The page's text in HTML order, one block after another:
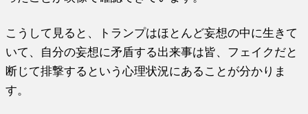
こうして見ると、トランプはほとんど妄想の中に生きて
いて、自分の妄想に矛盾する出来事は皆、フェイクだと
断じて排撃するという心理状況にあることが分かりま
す。